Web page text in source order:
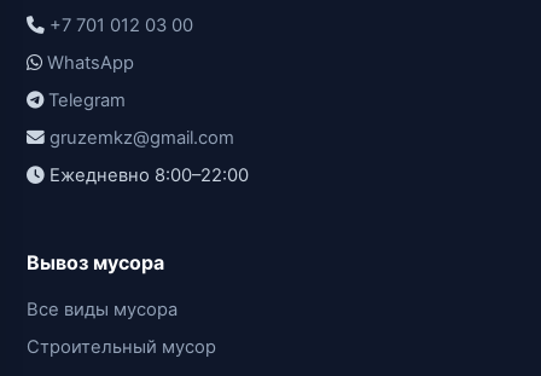
+7 701 012 03 00
WhatsApp
Telegram
gruzemkz@gmail.com
Ежедневно 8:00–22:00
Вывоз мусора
Все виды мусора
Строительный мусор